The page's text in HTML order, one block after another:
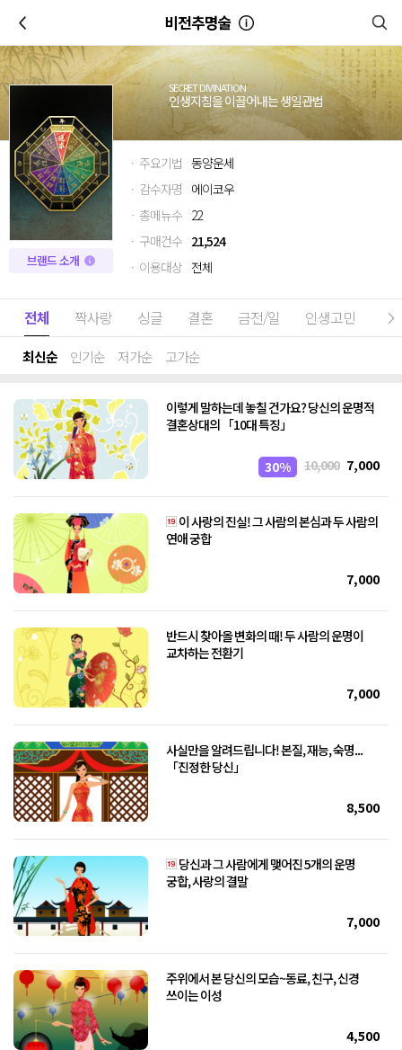
비전추명술
SECRET DIVINATION
인생지침을 이끌어내는 생일관법
브랜드 소개
· 주요기법 동양운세
· 감수자명 에이코우
· 총메뉴수 22
· 구매건수 21,524
· 이용대상 전체
전체 짝사랑 싱글 결혼 금전/일 인생고민
최신순 인기순 저가순 고가순
이렇게 말하는데 놓칠 건가요? 당신의 운명적
결혼상대의 「10대 특징」
30% 10,000 7,000
이 사랑의 진실! 그 사람의 본심과 두 사람의
연애 궁합
7,000
반드시 찾아올 변화의 때! 두 사람의 운명이
교차하는 전환기
7,000
사실만을 알려드립니다! 본질, 재능, 숙명...
「진정한 당신」
8,500
당신과 그 사람에게 맺어진 5개의 운명
궁합, 사랑의 결말
7,000
주위에서 본 당신의 모습~동료, 친구, 신경
쓰이는 이성
4,500